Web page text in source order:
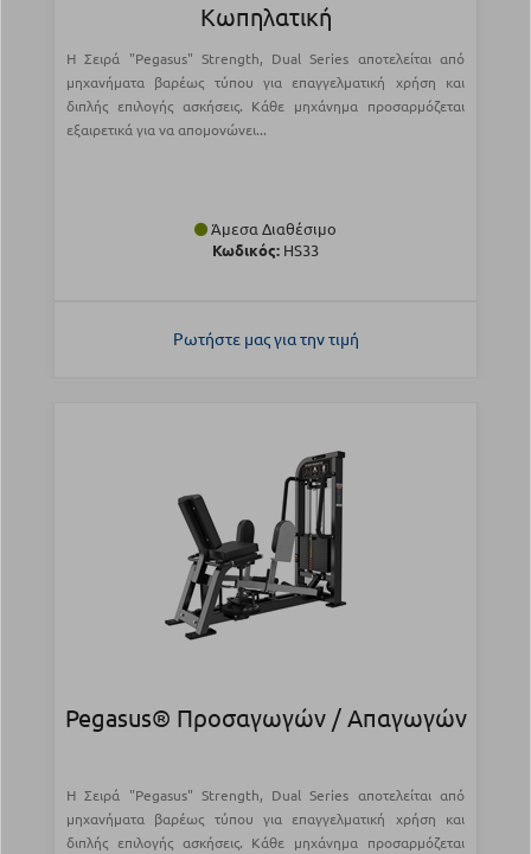
Κωπηλατική
Η Σειρά "Pegasus" Strength, Dual Series αποτελείται από
μηχανήματα βαρέως τύπου για επαγγελματική χρήση και
διπλής επιλογής ασκήσεις. Κάθε μηχάνημα προσαρμόζεται
εξαιρετικά για να απομονώνει...
Άμεσα Διαθέσιμο
Κωδικός: HS33
Ρωτήστε μας για την τιμή
Pegasus® Προσαγωγών / Απαγωγών
Η Σειρά "Pegasus" Strength, Dual Series αποτελείται από
μηχανήματα βαρέως τύπου για επαγγελματική χρήση και
διπλής επιλογής ασκήσεις. Κάθε μηχάνημα προσαρμόζεται